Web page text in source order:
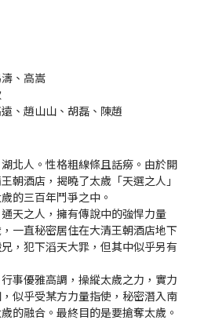
、高嵩
、趙山山、胡磊、陳趙
北人。性格粗線條且話癆。由於開
朝酒店，揭曉了太歲「天選之人」
的三百年鬥爭之中。
天之人，擁有傳說中的強悍力量
一直秘密居住在大清王朝酒店地下
，犯下滔天大罪，但其中似乎另有
事優雅高調，操縱太歲之力，實力
似乎受某方力量指使，秘密潛入南
的融合。最終目的是要搶奪太歲。